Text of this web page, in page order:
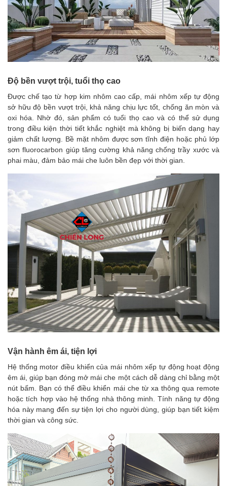
Độ bền vượt trội, tuổi thọ cao
Được chế tạo từ hợp kim nhôm cao cấp, mái nhôm xếp tự động
sở hữu độ bền vượt trội, khả năng chịu lực tốt, chống ăn mòn và
oxi hóa. Nhờ đó, sản phẩm có tuổi thọ cao và có thể sử dụng
trong điều kiện thời tiết khắc nghiệt mà không bị biến dạng hay
giảm chất lượng. Bề mặt nhôm được sơn tĩnh điện hoặc phủ lớp
sơn fluorocarbon giúp tăng cường khả năng chống trầy xước và
phai màu, đảm bảo mái che luôn bền đẹp với thời gian.
Vận hành êm ái, tiện lợi
Hệ thống motor điều khiển của mái nhôm xếp tự động hoạt động
êm ái, giúp bạn đóng mở mái che một cách dễ dàng chỉ bằng một
nút bấm. Bạn có thể điều khiển mái che từ xa thông qua remote
hoặc tích hợp vào hệ thống nhà thông minh. Tính năng tự động
hóa này mang đến sự tiện lợi cho người dùng, giúp bạn tiết kiệm
thời gian và công sức.